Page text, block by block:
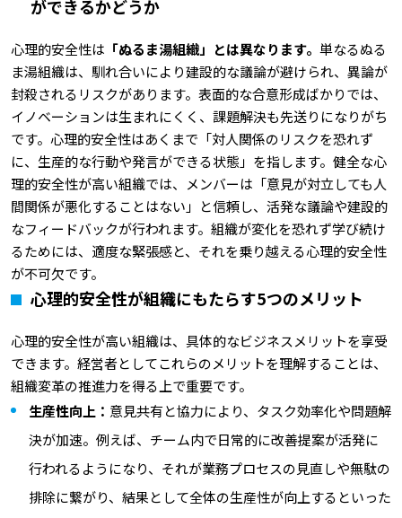
ができるかどうか
心理的安全性は 「ぬるま湯組織」とは異なります。 単なるぬる
ま湯組織は、馴れ合いにより建設的な議論が避けられ、異論が
封殺されるリスクがあります。表面的な合意形成ばかりでは、
イノベーションは生まれにくく、課題解決も先送りになりがち
です。心理的安全性はあくまで「対人関係のリスクを恐れず
に、生産的な行動や発言ができる状態」を指します。健全な心
理的安全性が高い組織では、メンバーは「意見が対立しても人
間関係が悪化することはない」と信頼し、活発な議論や建設的
なフィードバックが行われます。組織が変化を恐れず学び続け
るためには、適度な緊張感と、それを乗り越える心理的安全性
が不可欠です。
心理的安全性が組織にもたらす5つのメリット
心理的安全性が高い組織は、具体的なビジネスメリットを享受
できます。経営者としてこれらのメリットを理解することは、
組織変革の推進力を得る上で重要です。
生産性向上： 意見共有と協力により、タスク効率化や問題解
決が加速。例えば、チーム内で日常的に改善提案が活発に
行われるようになり、それが業務プロセスの見直しや無駄の
排除に繋がり、結果として全体の生産性が向上するといった